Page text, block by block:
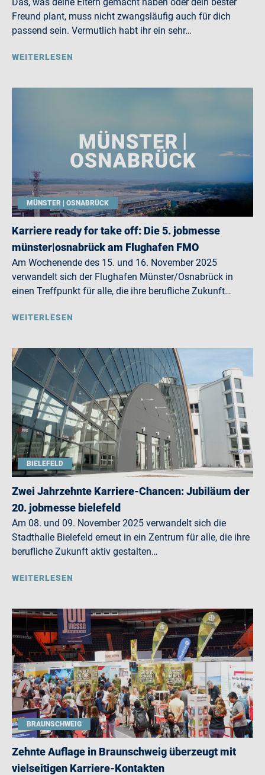
Freund plant, muss nicht zwangsläufig auch für dich
passend sein. Vermutlich habt ihr ein sehr…
WEITERLESEN
MÜNSTER | OSNABRÜCK
Karriere ready for take off: Die 5. jobmesse
münster|osnabrück am Flughafen FMO
Am Wochenende des 15. und 16. November 2025
verwandelt sich der Flughafen Münster/Osnabrück in
einen Treffpunkt für alle, die ihre berufliche Zukunft…
WEITERLESEN
BIELEFELD
Zwei Jahrzehnte Karriere-Chancen: Jubiläum der
20. jobmesse bielefeld
Am 08. und 09. November 2025 verwandelt sich die
Stadthalle Bielefeld erneut in ein Zentrum für alle, die ihre
berufliche Zukunft aktiv gestalten…
WEITERLESEN
BRAUNSCHWEIG
Zehnte Auflage in Braunschweig überzeugt mit
vielseitigen Karriere-Kontakten